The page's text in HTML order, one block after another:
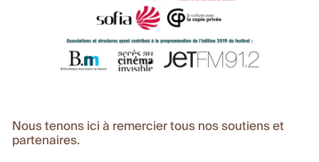
Nous tenons ici à remercier tous nos soutiens et
partenaires.